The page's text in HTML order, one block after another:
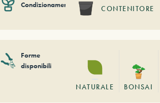
Condizionamento CONTENITORE
Forme
disponibili
NATURALE BONSAI